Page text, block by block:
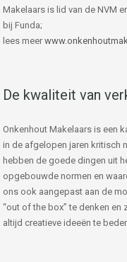
Makelaars is lid van de NVM
bij Funda;
lees meer
De kwaliteit van
Onkenhout Makelaars is een
in de afgelopen jaren kritisch
hebben de goede dingen uit
opgebouwde normen en
ons ook aangepast aan de
“out of the box” te denken
altijd creatieve ideeën te